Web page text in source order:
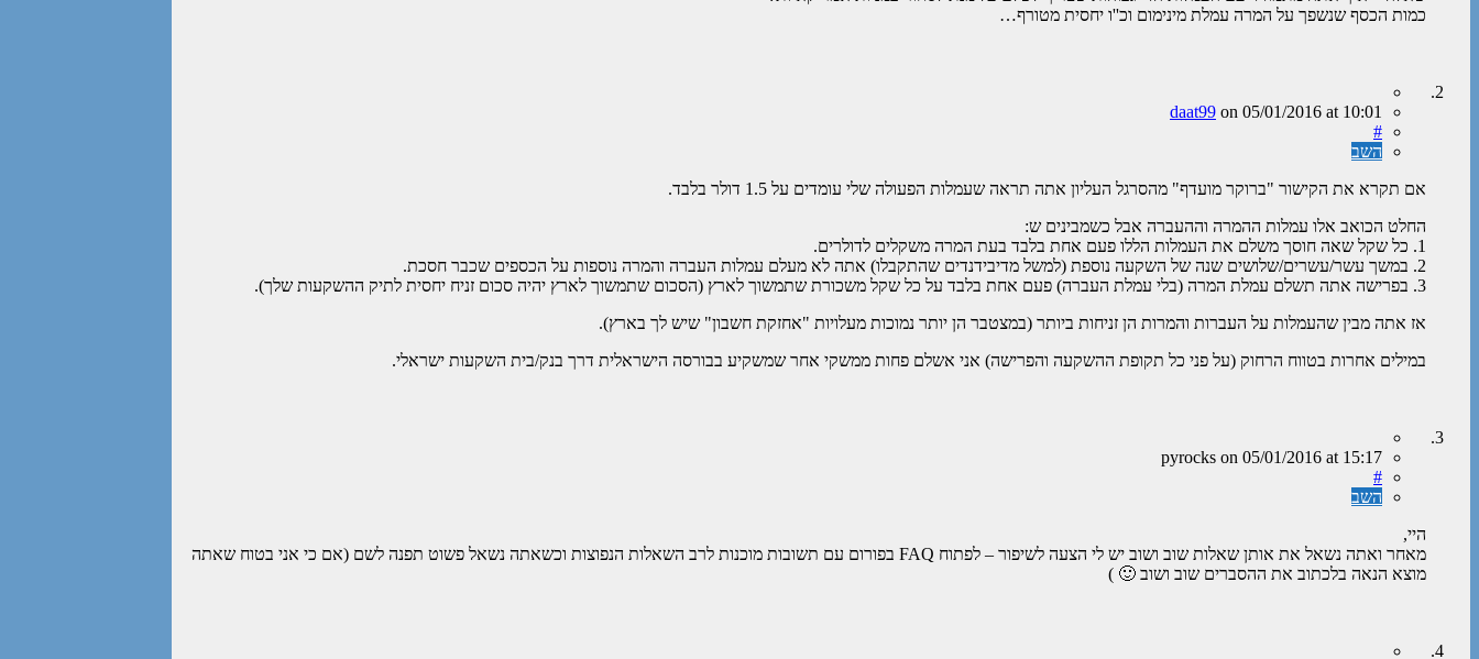
כמות הכסף שנשפך על המרה עמלת מינימום וכ''ו יחסית מטורף…
daat99 on 05/01/2016 at 10:01
#
השב
אם תקרא את הקישור "ברוקר מועדף" מהסרגל העליון אתה תראה שעמלות הפעולה שלי עומדים על 1.5 דולר בלבד.
החלט הכואב אלו עמלות ההמרה וההעברה אבל כשמבינים ש:
1. כל שקל שאה חוסך משלם את העמלות הללו פעם אחת בלבד בעת המרה משקלים לדולרים.
2. במשך עשר/עשרים/שלושים שנה של השקעה נוספת (למשל מדיבידנדים שהתקבלו) אתה לא מעלם עמלות העברה והמרה נוספות על הכספים שכבר חסכת.
3. בפרישה אתה תשלם עמלת המרה (בלי עמלת העברה) פעם אחת בלבד על כל שקל משכורת שתמשוך לארץ (הסכום שתמשוך לארץ יהיה סכום זניח יחסית לתיק ההשקעות שלך).
אז אתה מבין שהעמלות על העברות והמרות הן זניחות ביותר (במצטבר הן יותר נמוכות מעלויות "אחזקת חשבון" שיש לך בארץ).
במילים אחרות בטווח הרחוק (על פני כל תקופת ההשקעה והפרישה) אני אשלם פחות ממשקי אחר שמשקיע בבורסה הישראלית דרך בנק/בית השקעות ישראלי.
pyrocks on 05/01/2016 at 15:17
#
השב
היי,
מאחר ואתה נשאל את אותן שאלות שוב ושוב יש לי הצעה לשיפור – לפתוח FAQ בפורום עם תשובות מוכנות לרב השאלות הנפוצות וכשאתה נשאל פשוט תפנה לשם (אם כי אני בטוח שאתה
מוצא הנאה בלכתוב את ההסברים שוב ושוב 🙂 )